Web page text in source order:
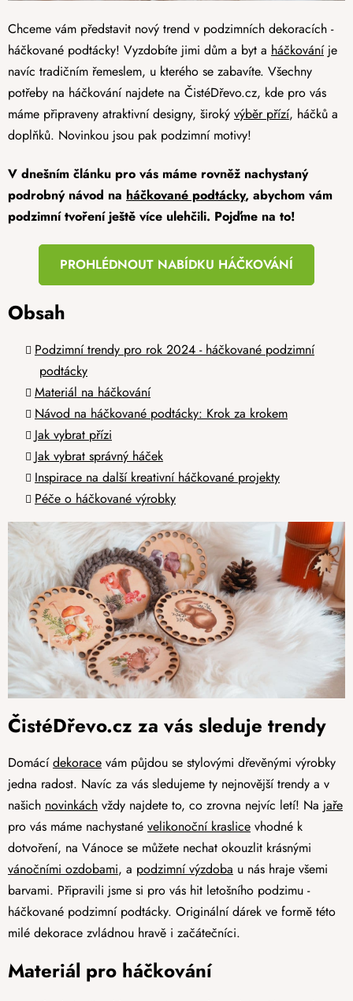
Chceme vám představit nový trend v podzimních dekoracích -
háčkované podtácky! Vyzdobíte jimi dům a byt a háčkováníje
navíc tradičním řemeslem, u kterého se zabavíte. Všechny
potřeby na háčkování najdete na ČistéDřevo.cz, kde pro vás
máme připraveny atraktivní designy, široký výběr přízí, háčků a
doplňků. Novinkou jsou pak podzimní motivy!
V dnešním článku pro vás máme rovněž nachystaný
podrobný návod na háčkované podtácky, abychom vám
podzimní tvoření ještě více ulehčili. Pojďme na to!
PROHLÉDNOUT NABÍDKU HÁČKOVÁNÍ
Obsah
Podzimní trendy pro rok 2024 - háčkované podzimní
podtácky
Materiál na háčkování
Návod na háčkované podtácky: Krok za krokem
Jak vybrat přízi
Jak vybrat správný háček
Inspirace na další kreativní háčkované projekty
Péče o háčkované výrobky
ČistéDřevo.cz za vás sleduje trendy
Domácídekorace vám půjdou se stylovými dřevěnými výrobky
jedna radost. Navíc za vás sledujeme ty nejnovější trendy a v
našich novinkách vždy najdete to, co zrovna nejvíc letí! Na jaře
pro vás máme nachystané velikonoční kraslice vhodné k
dotvoření, na Vánoce se můžete nechat okouzlit krásnými
vánočními ozdobami, a podzimní výzdoba u nás hraje všemi
barvami. Připravili jsme si pro vás hit letošního podzimu -
háčkované podzimní podtácky. Originální dárek ve formě této
milé dekorace zvládnou hravě i začátečníci.
Materiál pro háčkování